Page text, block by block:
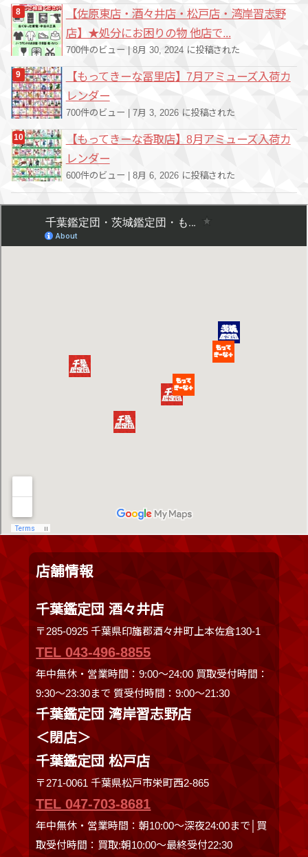
【佐原東店・酒々井店・松戸店・湾岸習志野
店】★処分にお困りの物 他店で...
700件のビュー | 8月 30, 2024 に投稿された
【もってきーな冨里店】7月アミューズ入荷カ
レンダー
700件のビュー 7月 3, 2026 に投稿された
【もってきーな香取店】8月アミューズ入荷カ
レンダー
600件のビュー 8月 6, 2026 に投稿された
店舗情報
千葉鑑定団 酒々井店
〒285-0925 千葉県印旛郡酒々井町上本佐倉130-1
TEL 043-496-8855
年中無休・営業時間：9:00～24:00 買取受付時間：
9:30〜23:30まで 質受付時間：9:00～21:30
千葉鑑定団 湾岸習志野店
＜閉店＞
千葉鑑定団 松戸店
〒271-0061 千葉県松戸市栄町西2-865
TEL 047-703-8681
年中無休・営業時間：朝10:00～深夜24:00まで│買
取受付時間：買取:朝10:00～最終受付22:30